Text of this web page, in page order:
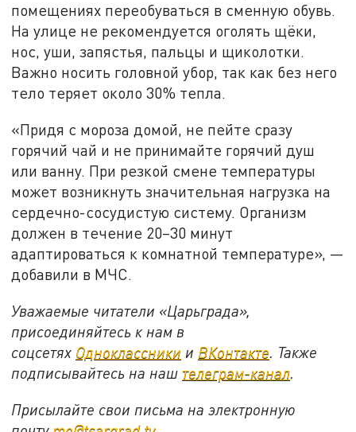
помещениях переобуваться в сменную обувь.
На улице не рекомендуется оголять щёки,
нос, уши, запястья, пальцы и щиколотки.
Важно носить головной убор, так как без него
тело теряет около 30% тепла.
«Придя с мороза домой, не пейте сразу
горячий чай и не принимайте горячий душ
или ванну. При резкой смене температуры
может возникнуть значительная нагрузка на
сердечно-сосудистую систему. Организм
должен в течение 20–30 минут
адаптироваться к комнатной температуре», —
добавили в МЧС.
Уважаемые читатели «Царьграда»,
присоединяйтесь к нам в
соцсетях Одноклассники и ВКонтакте. Также
подписывайтесь на наш телеграм-канал.
Присылайте свои письма на электронную